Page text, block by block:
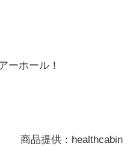
ーホール！
商品提供：healthcabin